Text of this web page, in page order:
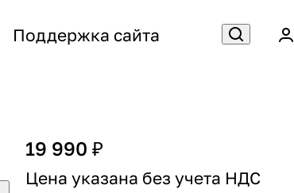
Поддержка сайта
19 990 ₽
Цена указана без учета НДС